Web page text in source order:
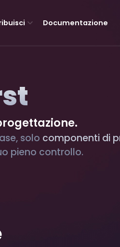
Documentazione
solo componenti di
pieno controllo.